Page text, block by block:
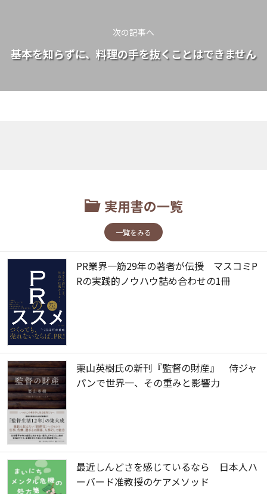
次の記事へ
基本を知らずに、料理の手を抜くことはできません
実用書の一覧
一覧をみる
PR業界一筋29年の著者が伝授 マスコミP
Rの実践的ノウハウ詰め合わせの1冊
栗山英樹氏の新刊『監督の財産』 侍ジャ
パンで世界一、その重みと影響力
最近しんどさを感じているなら 日本人ハ
ーバード准教授のケアメソッド